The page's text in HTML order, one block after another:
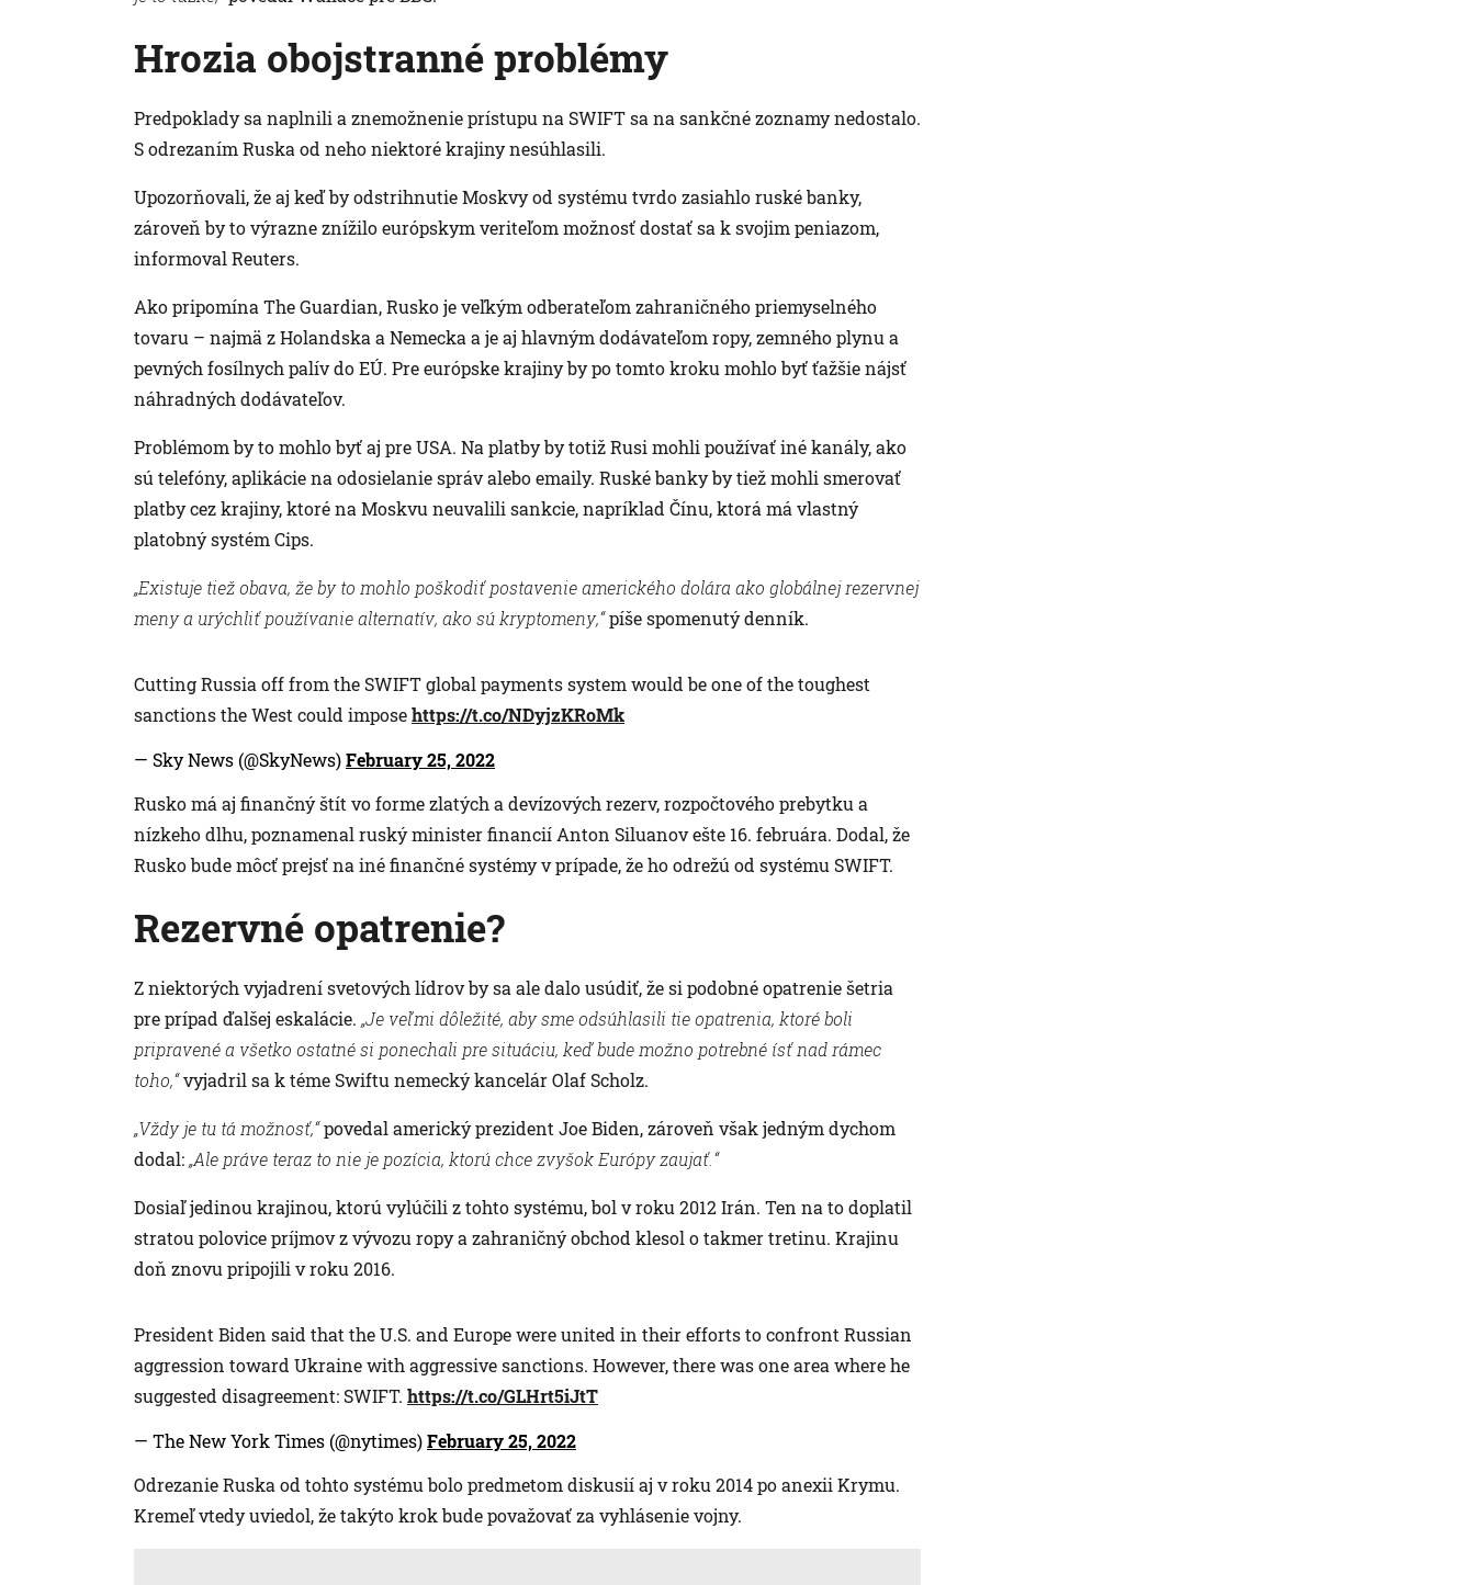
Hrozia obojstranné problémy
Predpoklady sa naplnili a znemožnenie prístupu na SWIFT sa na sankčné zoznamy nedostalo.
S odrezaním Ruska od neho niektoré krajiny nesúhlasili.
Upozorňovali, že aj keď by odstrihnutie Moskvy od systému tvrdo zasiahlo ruské banky,
zároveň by to výrazne znížilo európskym veriteľom možnosť dostať sa k svojim peniazom,
informoval Reuters.
Ako pripomína The Guardian, Rusko je veľkým odberateľom zahraničného priemyselného
tovaru – najmä z Holandska a Nemecka a je aj hlavným dodávateľom ropy, zemného plynu a
pevných fosílnych palív do EÚ. Pre európske krajiny by po tomto kroku mohlo byť ťažšie nájsť
náhradných dodávateľov.
Problémom by to mohlo byť aj pre USA. Na platby by totiž Rusi mohli používať iné kanály, ako
sú telefóny, aplikácie na odosielanie správ alebo emaily. Ruské banky by tiež mohli smerovať
platby cez krajiny, ktoré na Moskvu neuvalili sankcie, napríklad Čínu, ktorá má vlastný
platobný systém Cips.
„Existuje tiež obava, že by to mohlo poškodiť postavenie amerického dolára ako globálnej rezervnej
meny a urýchliť používanie alternatív, ako sú kryptomeny,“píše spomenutý denník.
Cutting Russia off from the SWIFT global payments system would be one of the toughest
sanctions the West could imposehttps://t.co/NDyjzKRoMk
— Sky News (@SkyNews)February 25, 2022
Rusko má aj finančný štít vo forme zlatých a devízových rezerv, rozpočtového prebytku a
nízkeho dlhu, poznamenal ruský minister financií Anton Siluanov ešte 16. februára. Dodal, že
Rusko bude môcť prejsť na iné finančné systémy v prípade, že ho odrežú od systému SWIFT.
Rezervné opatrenie?
Z niektorých vyjadrení svetových lídrov by sa ale dalo usúdiť, že si podobné opatrenie šetria
pre prípad ďalšej eskalácie. „Je veľmi dôležité, aby sme odsúhlasili tie opatrenia, ktoré boli
pripravené a všetko ostatné si ponechali pre situáciu, keď bude možno potrebné ísť nad rámec
toho,“vyjadril sa k téme Swiftu nemecký kancelár Olaf Scholz.
„Vždy je tu tá možnosť,“povedal americký prezident Joe Biden, zároveň však jedným dychom
dodal:„Ale práve teraz to nie je pozícia, ktorú chce zvyšok Európy zaujať.“
Dosiaľ jedinou krajinou, ktorú vylúčili z tohto systému, bol v roku 2012 Irán. Ten na to doplatil
stratou polovice príjmov z vývozu ropy a zahraničný obchod klesol o takmer tretinu. Krajinu
doň znovu pripojili v roku 2016.
President Biden said that the U.S. and Europe were united in their efforts to confront Russian
aggression toward Ukraine with aggressive sanctions. However, there was one area where he
suggested disagreement: SWIFT. https://t.co/GLHrt5iJtT
— The New York Times (@nytimes)February 25, 2022
Odrezanie Ruska od tohto systému bolo predmetom diskusií aj v roku 2014 po anexii Krymu.
Kremeľ vtedy uviedol, že takýto krok bude považovať za vyhlásenie vojny.